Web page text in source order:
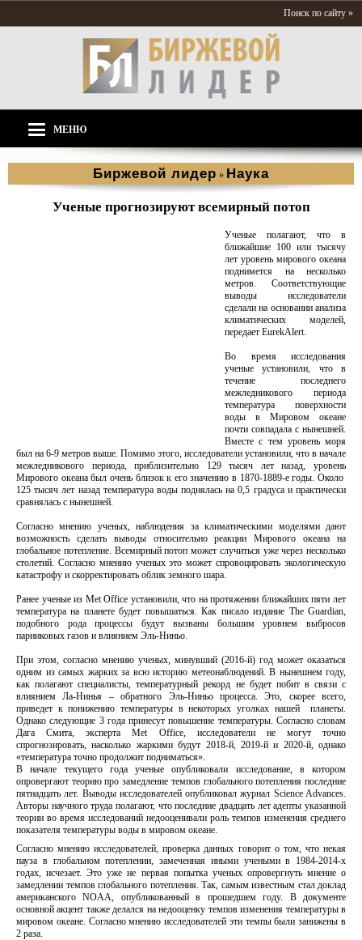
Поиск по сайту »
МЕНЮ
Биржевой лидер » Наука
Ученые прогнозируют всемирный потоп
Ученые полагают, что в
ближайшие 100 или тысячу
лет уровень мирового океана
поднимется на несколько
метров. Соответствующие
выводы исследователи
сделали на основании анализа
климатических моделей,
передает EurekAlert.
Во время исследования
ученые установили, что в
течение последнего
межледникового периода
температура поверхности
воды в Мировом океане
почти совпадала с нынешней.
Вместе с тем уровень моря
был на 6-9 метров выше. Помимо этого, исследователи установили, что в начале
межледникового периода, приблизительно 129 тысяч лет назад, уровень
Мирового океана был очень близок к его значению в 1870-1889-е годы. Около
125 тысяч лет назад температура воды поднялась на 0,5 градуса и практически
сравнялась с нынешней.
Согласно мнению ученых, наблюдения за климатическими моделями дают
возможность сделать выводы относительно реакции Мирового океана на
глобальное потепление. Всемирный потоп может случиться уже через несколько
столетий. Согласно мнению ученых это может спровоцировать экологическую
катастрофу и скорректировать облик земного шара.
Ранее ученые из Met Office установили, что на протяжении ближайших пяти лет
температура на планете будет повышаться. Как писало издание The Guardian,
подобного рода процессы будут вызваны большим уровнем выбросов
парниковых газов и влиянием Эль-Ниньо.
При этом, согласно мнению ученых, минувший (2016-й) год может оказаться
одним из самых жарких за всю историю метеонаблюдений. В нынешнем году,
как полагают специалисты, температурный рекорд не будет побит в связи с
влиянием Ла-Нинья – обратного Эль-Ниньо процесса. Это, скорее всего,
приведет к понижению температуры в некоторых уголках нашей планеты.
Однако следующие 3 года принесут повышение температуры. Согласно словам
Дага Смита, эксперта Met Office, исследователи не могут точно
спрогнозировать, насколько жаркими будут 2018-й, 2019-й и 2020-й, однако
«температура точно продолжит подниматься».
В начале текущего года ученые опубликовали исследование, в котором
опровергают теорию про замедление темпов глобального потепления последние
пятнадцать лет. Выводы исследователей опубликовал журнал Science Advances.
Авторы научного труда полагают, что последние двадцать лет адепты указанной
теории во время исследований недооценивали роль темпов изменения среднего
показателя температуры воды в мировом океане.
Согласно мнению исследователей, проверка данных говорит о том, что некая
пауза в глобальном потеплении, замеченная иными учеными в 1984-2014-х
годах, исчезает. Это уже не первая попытка ученых опровергнуть мнение о
замедлении темпов глобального потепления. Так, самым известным стал доклад
американского NOAA, опубликованный в прошедшем году. В документе
основной акцент также делался на недооценку темпов изменения температуры в
мировом океане. Согласно мнению исследователей эти темпы были занижены в
2 раза.